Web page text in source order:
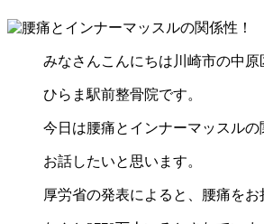
みなさんこんにちは川崎市の中原
ひらま駅前整骨院です。
今日は腰痛とインナーマッスルの
お話したいと思います。
厚労省の発表によると、腰痛を